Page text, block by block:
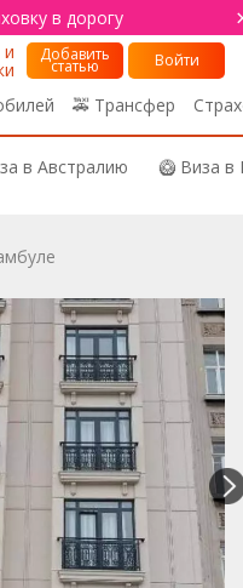
в дорогу
🚕 Трансфер
Добавить
статью Войти
в Австралию 🥝 Виза